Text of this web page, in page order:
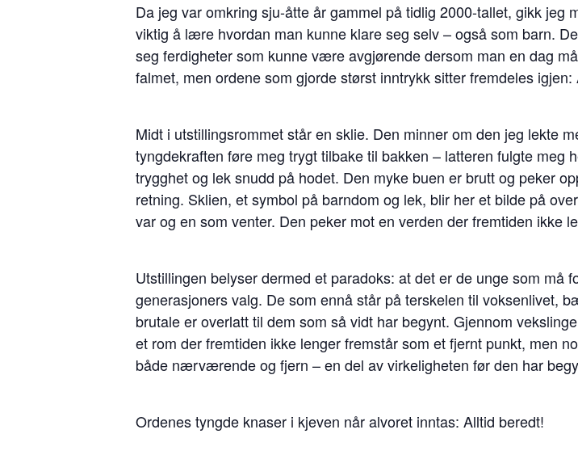
Da jeg var omkring sju-åtte år gammel på tidlig 2000-tallet, gikk jeg
viktig å lære hvordan man kunne klare seg selv – også som barn.
seg ferdigheter som kunne være avgjørende dersom man en dag
falmet, men ordene som gjorde størst inntrykk sitter fremdeles igjen:
Midt i utstillingsrommet står en sklie. Den minner om den jeg lekte
tyngdekraften føre meg trygt tilbake til bakken – latteren fulgte meg
trygghet og lek snudd på hodet. Den myke buen er brutt og peker
retning. Sklien, et symbol på barndom og lek, blir her et bilde på
var og en som venter. Den peker mot en verden der fremtiden ikke
Utstillingen belyser dermed et paradoks: at det er de unge som må
generasjoners valg. De som ennå står på terskelen til voksenlivet,
brutale er overlatt til dem som så vidt har begynt. Gjennom
et rom der fremtiden ikke lenger fremstår som et fjernt punkt, men
både nærværende og fjern – en del av virkeligheten før den har
Ordenes tyngde knaser i kjeven når alvoret inntas: Alltid beredt!